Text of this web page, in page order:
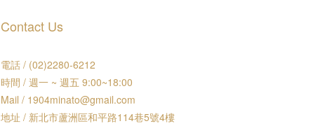
Contact Us
電話 / (02)2280-6212
時間 / 週一 ~ 週五 9:00~18:00
Mail / 1904minato@gmail.com
地址 / 新北市蘆洲區和平路114巷5號4樓